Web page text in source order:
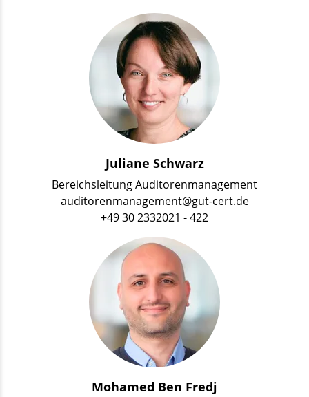
Juliane Schwarz
Bereichsleitung Auditorenmanagement
auditorenmanagement@gut-cert.de
+49 30 2332021 - 422
Mohamed Ben Fredj